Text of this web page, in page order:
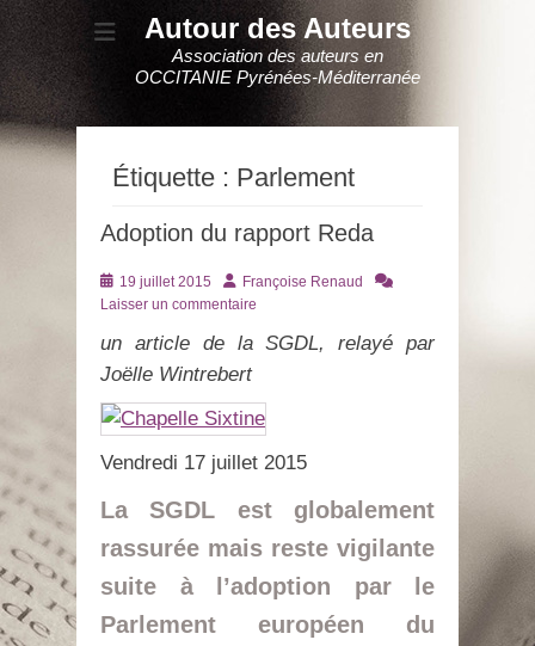
Autour des Auteurs
Association des auteurs en
OCCITANIE Pyrénées-Méditerranée
Étiquette : Parlement
Adoption du rapport Reda
Posté
le
19 juillet 2015 AuteurFrançoise Renaud
Laisser un commentaire
un article de la SGDL, relayé par
Joëlle Wintrebert
Vendredi 17 juillet 2015
La SGDL est globalement
rassurée mais reste vigilante
suite à l’adoption par le
Parlement européen du